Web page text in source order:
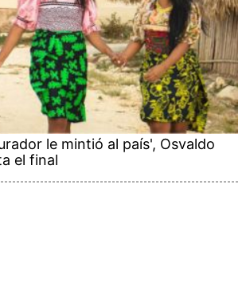
le mintió al país', Osvaldo
el final